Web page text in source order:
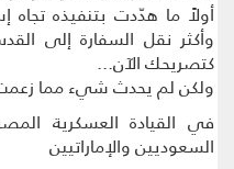
أولاً ما هدّدت بتنفيذه تجاه
وأكثر نقل السفارة إلى
كتصريحك الآن...
ولكن لم يحدث شيء مما
في القيادة العسكرية
السعوديين والإماراتيين